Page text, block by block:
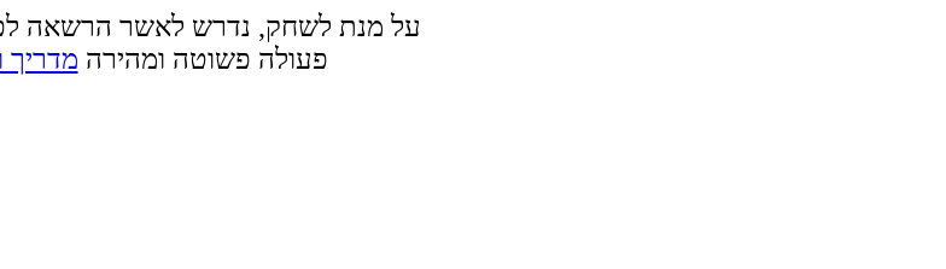
על מנת לשחק, נדרש לאשר הרשאה
פעולה פשוטה ומהירה מדריך